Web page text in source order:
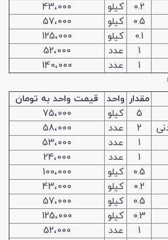
0.2 کیلو
43،000
0.5 کیلو
57،000
0.1 کیلو
125،000
1 عدد
52،000
1 عدد 140،000
مقدار واحد
قیمت واحد به تومان
5 کیلو
75،000
2 عدد
58،000
1 عدد
53،000
1 عدد
24،000
0.5 کیلو
100،000
0.2 کیلو
43،000
0.5 کیلو
57،000
0.3 کیلو
125،000
1 عدد
52،000